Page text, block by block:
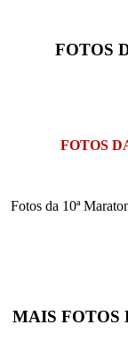
FOTOS
FOTOS
Fotos da 10ª
MAIS FOTOS